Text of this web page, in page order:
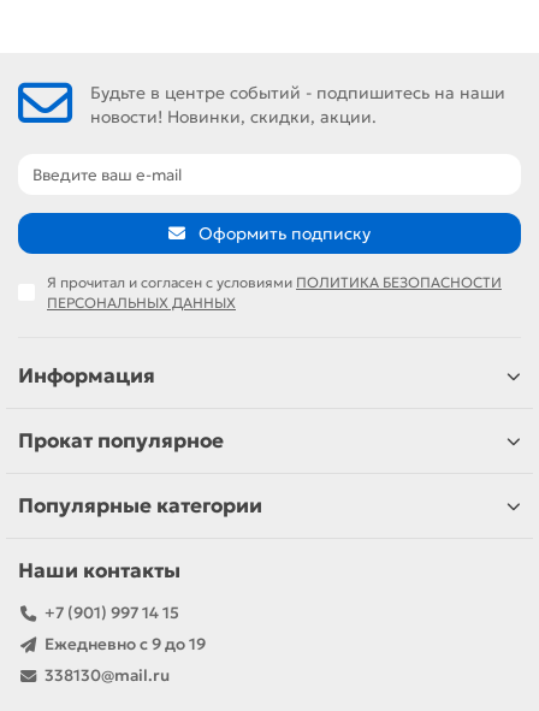
Будьте в центре событий - подпишитесь на наши
новости! Новинки, скидки, акции.
Оформить подписку
Я прочитал и согласен с условиями ПОЛИТИКА БЕЗОПАСНОСТИ
ПЕРСОНАЛЬНЫХ ДАННЫХ
Информация
Прокат популярное
Популярные категории
Наши контакты
+7 (901) 997 14 15
Ежедневно с 9 до 19
338130@mail.ru